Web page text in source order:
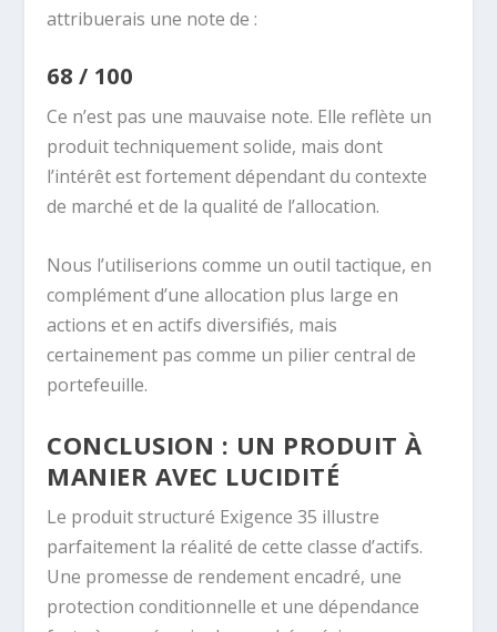
attribuerais une note de :
68 / 100
Ce n’est pas une mauvaise note. Elle reflète un
produit techniquement solide, mais dont
l’intérêt est fortement dépendant du contexte
de marché et de la qualité de l’allocation.
Nous l’utiliserions comme un outil tactique, en
complément d’une allocation plus large en
actions et en actifs diversifiés, mais
certainement pas comme un pilier central de
portefeuille.
CONCLUSION : UN PRODUIT À
MANIER AVEC LUCIDITÉ
Le produit structuré Exigence 35 illustre
parfaitement la réalité de cette classe d’actifs.
Une promesse de rendement encadré, une
protection conditionnelle et une dépendance